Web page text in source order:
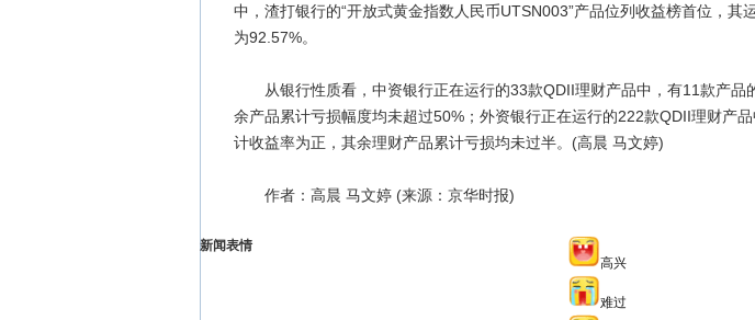
中，渣打银行的“开放式黄金指数人民币UTSN003”产品位列收益榜首位，其
为92.57%。
从银行性质看，中资银行正在运行的33款QDII理财产品中，有11款产品
余产品累计亏损幅度均未超过50%；外资银行正在运行的222款QDII理财产
计收益率为正，其余理财产品累计亏损均未过半。(高晨 马文婷)
作者：高晨 马文婷 (来源：京华时报)
新闻表情
高兴
难过